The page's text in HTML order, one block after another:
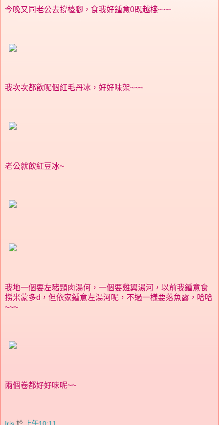
今晚又同老公去撐檯腳，食我好鍾意0既越棧~~~
我次次都飲呢個紅毛丹冰，好好味架~~~
老公就飲紅豆冰~
我地一個要左豬頸肉湯何，一個要雞翼湯河，以前我鍾意食
撈米蒙多d，但依家鍾意左湯河呢，不過一樣要落魚露，哈哈
~~~
兩個卷都好好味呢~~